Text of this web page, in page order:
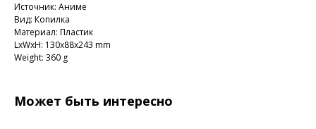
Источник: Аниме
Вид: Копилка
Материал: Пластик
LxWxH: 130x88x243 mm
Weight: 360 g
Может быть интересно